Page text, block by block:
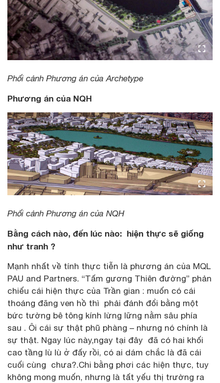
Phối cảnh Phương án của Archetype
Phương án của NQH
Phối cảnh Phương án của NQH
Bằng cách nào, đến lúc nào: hiện thực sẽ giống
như tranh ?
Mạnh nhất về tính thực tiễn là phương án của MQL
PAU and Partners. “Tấm gương Thiên đường” phản
chiếu cái hiện thực của Trần gian : muốn có cái
thoáng đãng ven hồ thì phải đánh đổi bằng một
bức tường bê tông kính lừng lững nằm sâu phía
sau . Ôi cái sự thật phũ phàng – nhưng nó chính là
sự thật. Ngay lúc này,ngay tại đây đã có hai khối
cao tầng lù lù ở đấy rồi, có ai dám chắc là đã cái
cuối cùng chưa?.Chi bằng phơi các hiện thực, tuy
không mong muốn, nhưng là tất yếu thị trường ra